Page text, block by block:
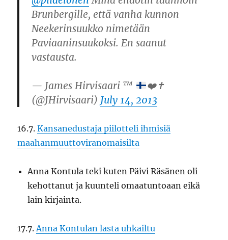
Brunbergille, että vanha kunnon
Neekerinsuukko nimetään
Paviaaninsuukoksi. En saanut
vastausta.
— James Hirvisaari ™ ❤️✝️
(@JHirvisaari) July 14, 2013
16.7.Kansanedustaja piilotteli ihmisiä
maahanmuuttoviranomaisilta
Anna Kontula teki kuten Päivi Räsänen oli
kehottanut ja kuunteli omaatuntoaan eikä
lain kirjainta.
17.7.Anna Kontulan lasta uhkailtu